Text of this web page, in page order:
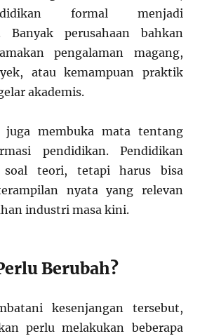
formal menjadi
Banyak perusahaan bahkan
pengalaman magang,
atau kemampuan praktik
akademis.
juga membuka mata tentang
pendidikan. Pendidikan
soal teori, tetapi harus bisa
nyata yang relevan
industri masa kini.
Berubah?
kesenjangan tersebut,
perlu melakukan beberapa